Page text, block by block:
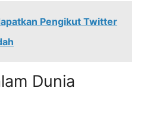
Pengikut Twitter
Dunia